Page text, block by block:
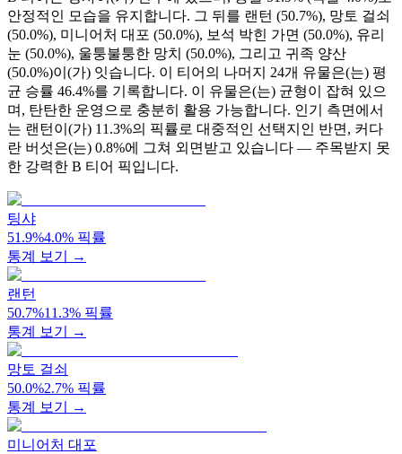
안정적인 모습을 유지합니다. 그 뒤를 랜턴 (50.7%), 망토 걸쇠
(50.0%), 미니어처 대포 (50.0%), 보석 박힌 가면 (50.0%), 유리
눈 (50.0%), 울퉁불퉁한 망치 (50.0%), 그리고 귀족 양산
(50.0%)이(가) 잇습니다. 이 티어의 나머지 24개 유물은(는) 평
균 승률 46.4%를 기록합니다. 이 유물은(는) 균형이 잡혀 있으
며, 탄탄한 운영으로 충분히 활용 가능합니다. 인기 측면에서
는 랜턴이(가) 11.3%의 픽률로 대중적인 선택지인 반면, 커다
란 버섯은(는) 0.8%에 그쳐 외면받고 있습니다 — 주목받지 못
한 강력한 B 티어 픽입니다.
팅샤
51.9%4.0% 픽률
통계 보기 →
랜턴
50.7%11.3% 픽률
통계 보기 →
망토 걸쇠
50.0%2.7% 픽률
통계 보기 →
미니어처 대포